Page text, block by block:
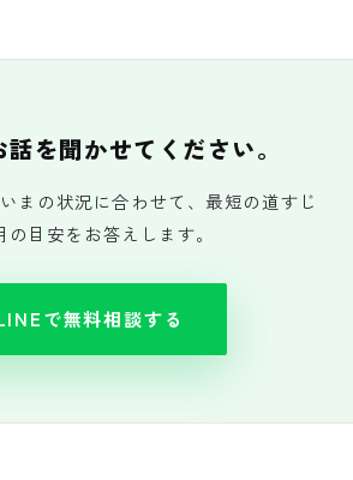
を聞かせてください。
まの状況に合わせて、最短の道すじ
の目安をお答えします。
で無料相談する